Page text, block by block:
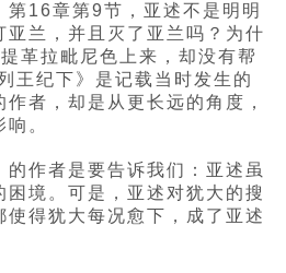
第16章第9节，亚述不是明明
亚兰，并且灭了亚兰吗？为什
革拉毗尼色上来，却没有帮
王纪下》是记载当时发生的
者，却是从更长远的角度，
。
作者是要告诉我们：亚述虽
境。可是，亚述对犹大的搜
得犹大每况愈下，成了亚述